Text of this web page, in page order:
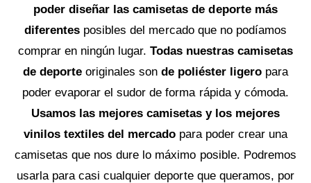
poder diseñar las camisetas de deporte más
diferentes posibles del mercado que no podíamos
comprar en ningún lugar. Todas nuestras camisetas
de deporteoriginales son de poliéster ligero para
poder evaporar el sudor de forma rápida y cómoda.
Usamos las mejores camisetas y los mejores
vinilos textiles del mercado para poder crear una
camisetas que nos dure lo máximo posible. Podremos
usarla para casi cualquier deporte que queramos, por